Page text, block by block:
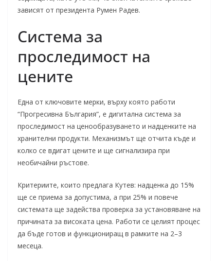
зависят от президента Румен Радев.
Система за
проследимост на
цените
Една от ключовите мерки, върху която работи
“Прогресивна България”, е дигитална система за
проследимост на ценообразуването и надценките на
хранителни продукти. Механизмът ще отчита къде и
колко се вдигат цените и ще сигнализира при
необичайни ръстове.
Критериите, които предлага Кутев: надценка до 15%
ще се приема за допустима, а при 25% и повече
системата ще задейства проверка за установяване на
причината за високата цена. Работи се целият процес
да бъде готов и функциониращ в рамките на 2–3
месеца.